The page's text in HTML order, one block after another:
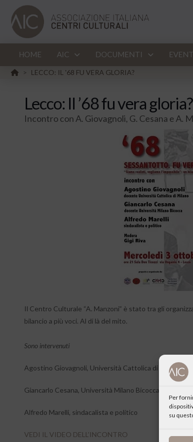
Per
su
HOME AIC DOCUMENTI
HOME
> LECCO: IL '68 FU VERA GLORIA?
Lecco: Il ’68 fu vera gloria?
Incontro con A. Giovagnoli, G. Cesana e A.
Il Centro Culturale “A. Manzoni” è stato tra gli
bilancio a più voci. Al di là del mito.
Sono intervenuti
Agostino Giovagnoli, Università Cattolica di Milano
Giancarlo Cesana, Università Milano Bicocca
Alfredo Marelli, sindacalista e politico
VEDI IL VIDEO DELL’INCONTRO